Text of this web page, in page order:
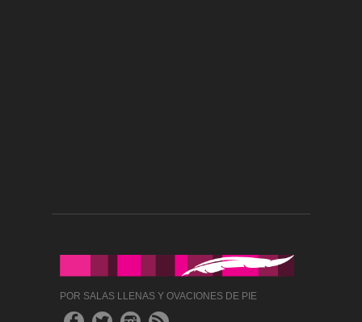
POR SALAS LLENAS Y OVACIONES DE PIE